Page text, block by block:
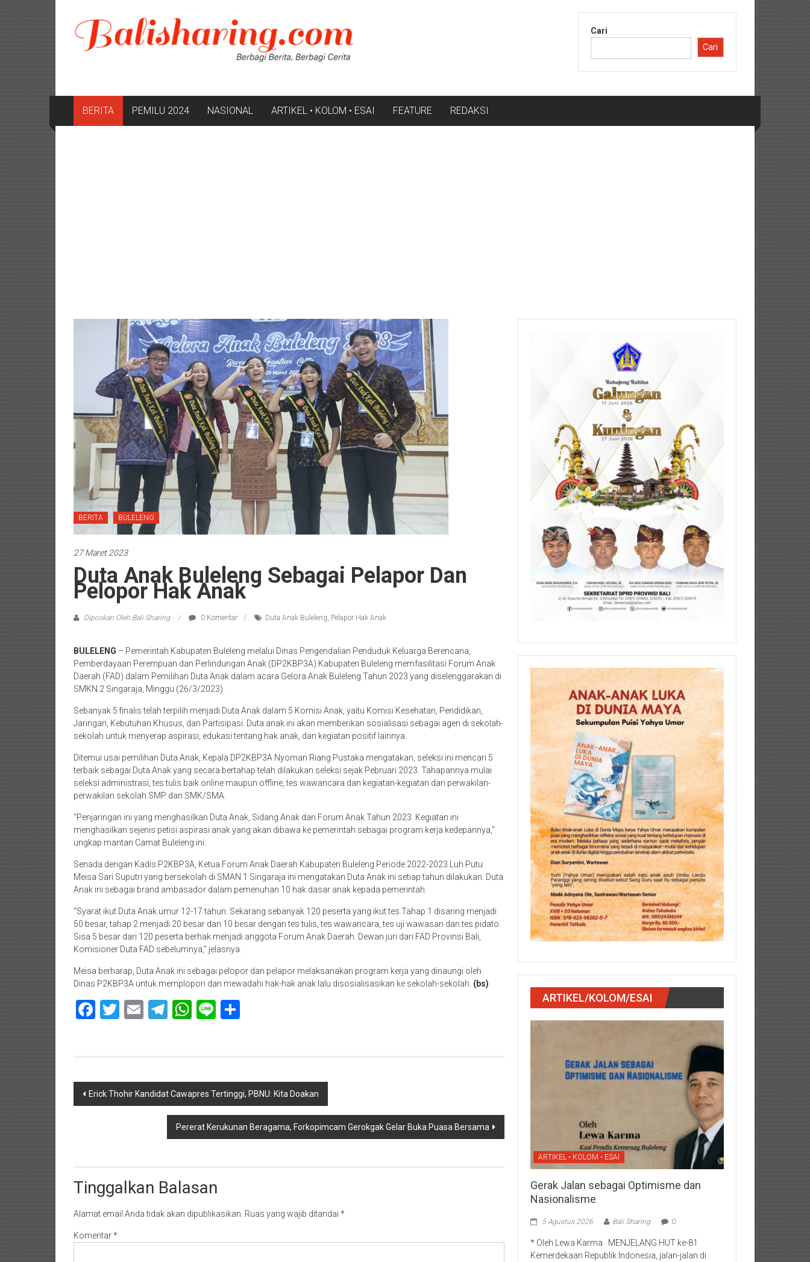
konten
Cari
Cari
BERITA PEMILU 2024 NASIONAL ARTIKEL • KOLOM • ESAI FEATURE REDAKSI
BERITA BULELENG
27 Maret 2023
Duta Anak Buleleng Sebagai Pelapor Dan
Pelopor Hak Anak
Diposkan Oleh:Bali Sharing 0 Komentar Duta Anak Buleleng, Pelapor Hak Anak
BULELENG – Pemerintah Kabupaten Buleleng melalui Dinas Pengendalian Penduduk Keluarga Berencana,
Pemberdayaan Perempuan dan Perlindungan Anak (DP2KBP3A) Kabupaten Buleleng memfasilitasi Forum Anak
Daerah (FAD) dalam Pemilihan Duta Anak dalam acara Gelora Anak Buleleng Tahun 2023 yang diselenggarakan di
SMKN 2 Singaraja, Minggu (26/3/2023).
Sebanyak 5 finalis telah terpilih menjadi Duta Anak dalam 5 Komisi Anak, yaitu Komisi Kesehatan, Pendidikan,
Jaringan, Kebutuhan Khusus, dan Partisipasi. Duta anak ini akan memberikan sosialisasi sebagai agen di sekolah-
sekolah untuk menyerap aspirasi, edukasi tentang hak anak, dan kegiatan positif lainnya.
Ditemui usai pemilihan Duta Anak, Kepala DP2KBP3A Nyoman Riang Pustaka mengatakan, seleksi ini mencari 5
terbaik sebagai Duta Anak yang secara bertahap telah dilakukan seleksi sejak Pebruari 2023. Tahapannya mulai
seleksi administrasi, tes tulis baik online maupun offline, tes wawancara dan kegiatan-kegiatan dari perwakilan-
perwakilan sekolah SMP dan SMK/SMA.
“Penjaringan ini yang menghasilkan Duta Anak, Sidang Anak dan Forum Anak Tahun 2023. Kegiatan ini
menghasilkan sejenis petisi aspirasi anak yang akan dibawa ke pemerintah sebagai program kerja kedepannya,”
ungkap mantan Camat Buleleng ini.
Senada dengan Kadis P2KBP3A, Ketua Forum Anak Daerah Kabupaten Buleleng Periode 2022-2023 Luh Putu
Meisa Sari Suputri yang bersekolah di SMAN 1 Singaraja ini mengatakan Duta Anak ini setiap tahun dilakukan. Duta
Anak ini sebagai brand ambasador dalam pemenuhan 10 hak dasar anak kepada pemerintah.
“Syarat ikut Duta Anak umur 12-17 tahun. Sekarang sebanyak 120 peserta yang ikut tes.Tahap 1 disaring menjadi
50 besar, tahap 2 menjadi 20 besar dan 10 besar dengan tes tulis, tes wawancara, tes uji wawasan dan tes pidato.
Sisa 5 besar dari 120 peserta berhak menjadi anggota Forum Anak Daerah. Dewan juri dari FAD Provinsi Bali,
Komisioner Duta FAD sebelumnya,” jelasnya.
Meisa berharap, Duta Anak ini sebagai pelopor dan pelapor melaksanakan program kerja yang dinaungi oleh
Dinas P2KBP3A untuk memplopori dan mewadahi hak-hak anak lalu disosialisasikan ke sekolah-sekolah. (bs)
Facebook
Twitter
EmailTelegram
WhatsApp
Line
Navigasi
Erick Thohir Kandidat Cawapres Tertinggi, PBNU: Kita Doakan
Pererat Kerukunan Beragama, Forkopimcam Gerokgak Gelar Buka Puasa Bersama
Tinggalkan Balasan
Alamat email Anda tidak akan dipublikasikan. Ruas yang wajib ditandai *
Komentar*
ARTIKEL/KOLOM/ESAI
ARTIKEL • KOLOM • ESAI
Gerak Jalan sebagai Optimisme dan
Nasionalisme
5 Agustus 2026 Bali Sharing 0
* Oleh Lewa Karma MENJELANG HUT ke-81
Kemerdekaan Republik Indonesia, jalan-jalan di